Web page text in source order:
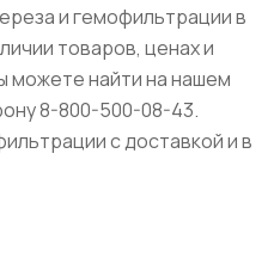
и гемофильтрации в
товаров, ценах и
можете найти на нашем
8-800-500-08-43.
с доставкой и в